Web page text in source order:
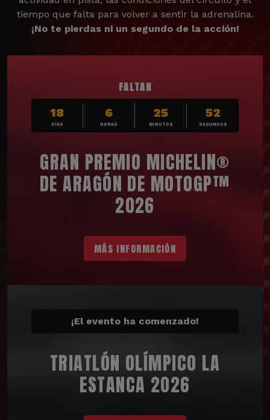
tiempo que falta para volver a sentir la adrenalina.
¡No te pierdas ni un segundo de la acción!
FALTAN
18
DÍAS
6
HORAS
25
MINUTOS
50
SEGUNDOS
GRAN PREMIO MICHELIN®
DE ARAGÓN DE MOTOGP™
2026
MÁS INFORMACIÓN
¡El evento ha comenzado!
TRIATLÓN OLÍMPICO LA
ESTANCA 2026